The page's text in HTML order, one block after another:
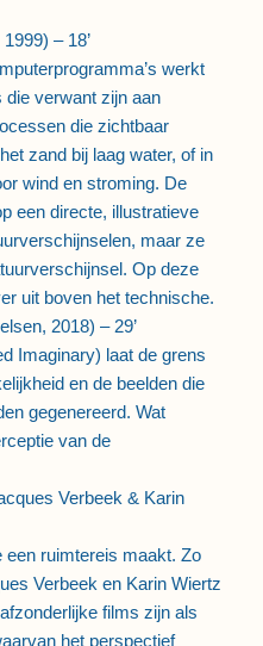
– 18’
werkt
die verwant zijn aan
die zichtbaar
zand bij laag water, of in
wind en stroming. De
een directe, illustratieve
maar ze
Op deze
uit boven het technische.
2018) – 29’
Imaginary) laat de grens
en de beelden die
gegenereerd. Wat
van de
Verbeek & Karin
een ruimtereis maakt. Zo
Verbeek en Karin Wiertz
films zijn als
het perspectief